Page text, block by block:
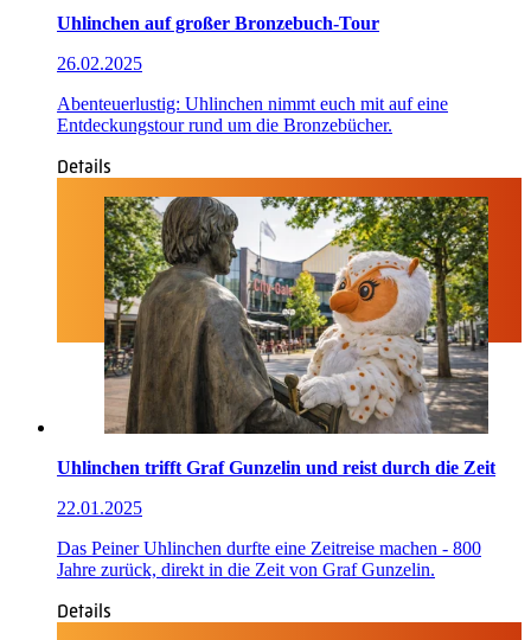
Uhlinchen auf großer Bronzebuch-Tour
26.02.2025
Abenteuerlustig: Uhlinchen nimmt euch mit auf eine
Entdeckungstour rund um die Bronzebücher.
Details
Uhlinchen trifft Graf Gunzelin und reist durch die Zeit
22.01.2025
Das Peiner Uhlinchen durfte eine Zeitreise machen - 800
Jahre zurück, direkt in die Zeit von Graf Gunzelin.
Details